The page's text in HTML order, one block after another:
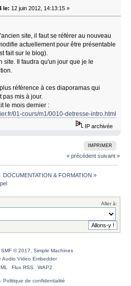
le: 12 juin 2012, 14:13:15 »
site, il faut se référer au nouveau
actuellement pour être présentable
fait sur le blog).
site. Il faudra qu'un jour que je le
référence à ces diaporamas qui
pas mis à jour.
le mois dernier :
01-cours/m1/0010-detresse-intro.html
IP archivée
IMPRIMER
« précédent suivant »
DOCUMENTATION & FORMATION »
Aller à:
SMF © 2017
Simple Machines
Audio Video Embedder
Flux RSS WAP2
Politique de confidentialité